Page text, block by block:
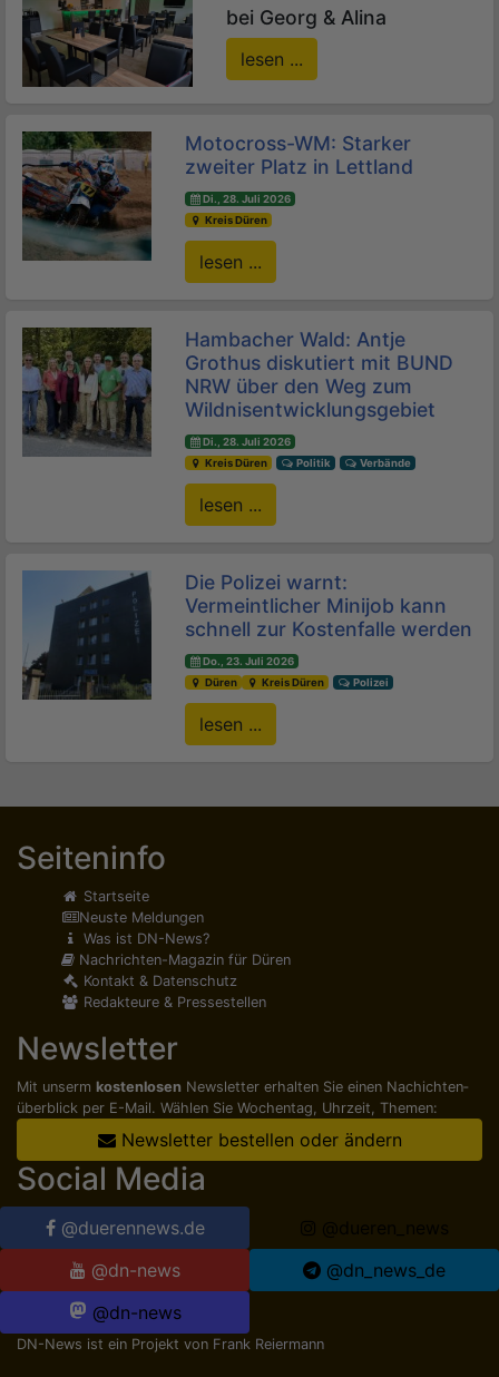
bei Georg & Alina
lesen ...
Motocross-WM: Starker
zweiter Platz in Lettland
Di., 28. Juli 2026
Kreis Düren
lesen ...
Hambacher Wald: Antje
Grothus diskutiert mit BUND
NRW über den Weg zum
Wildnisentwicklungsgebiet
Di., 28. Juli 2026
Kreis Düren
Politik Verbände
lesen ...
Die Polizei warnt:
Vermeintlicher Minijob kann
schnell zur Kostenfalle werden
Do., 23. Juli 2026
Düren
Kreis Düren Polizei
lesen ...
Seiteninfo
Startseite
Neuste Meldungen
Was ist DN-News?
Nachrichten-Magazin für Düren
Kontakt & Datenschutz
Redakteure & Pressestellen
Newsletter
Mit unserm kostenlosen Newsletter erhalten Sie einen Nachichten­
überblick per E-Mail. Wählen Sie Wochentag, Uhrzeit, Themen:
Newsletter bestellen oder ändern
Social Media
@duerennews.de
@dn-news
@dn_news_de
@dn-news
DN-News ist ein Projekt von Frank Reiermann